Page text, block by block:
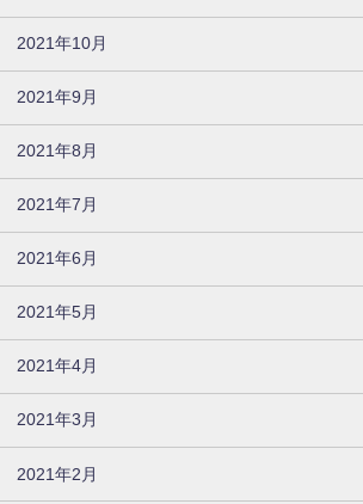
2021年10月
2021年9月
2021年8月
2021年7月
2021年6月
2021年5月
2021年4月
2021年3月
2021年2月